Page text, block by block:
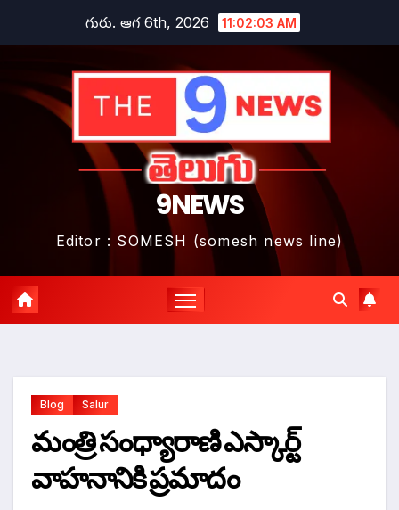
గురు. ఆగ 6th, 2026 11:02:05 AM
9NEWS
Editor : SOMESH (somesh news line)
Blog Salur
మంత్రి సంధ్యారాణి ఎస్కార్ట్
వాహనానికి ప్రమాదం